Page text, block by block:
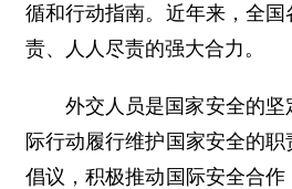
循和行动指南。近年来，全
责、人人尽责的强大合力。
外交人员是国家安全的
际行动履行维护国家安全的
倡议，积极推动国际安全合